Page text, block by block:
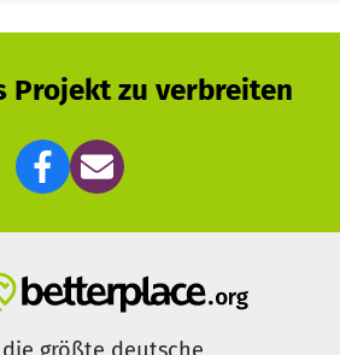
Projekt zu verbreiten